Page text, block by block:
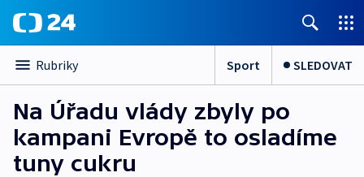
Rubriky Sport SLEDOVAT
Na Úřadu vlády zbyly po
kampani Evropě to osladíme
tuny cukru